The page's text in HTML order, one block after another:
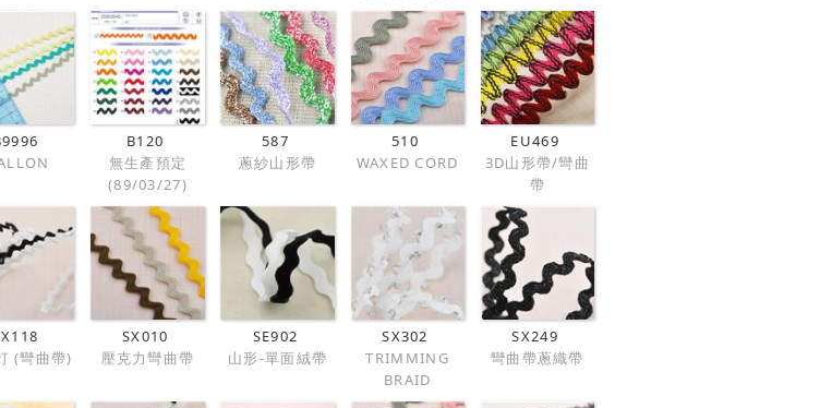
B120
無生產預定
(89/03/27)
587
蔥紗山形帶
510
WAXED CORD
EU469
3D山形帶/彎曲
帶
(彎曲帶)
SX010
壓克力彎曲帶
SE902
山形-單面絨帶
SX302
TRIMMING
BRAID
SX249
彎曲帶蔥織帶